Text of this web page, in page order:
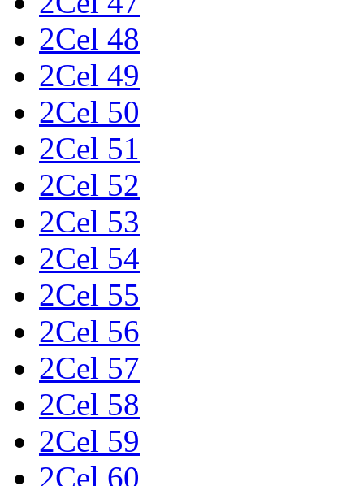
2Cel 48
2Cel 49
2Cel 50
2Cel 51
2Cel 52
2Cel 53
2Cel 54
2Cel 55
2Cel 56
2Cel 57
2Cel 58
2Cel 59
2Cel 60